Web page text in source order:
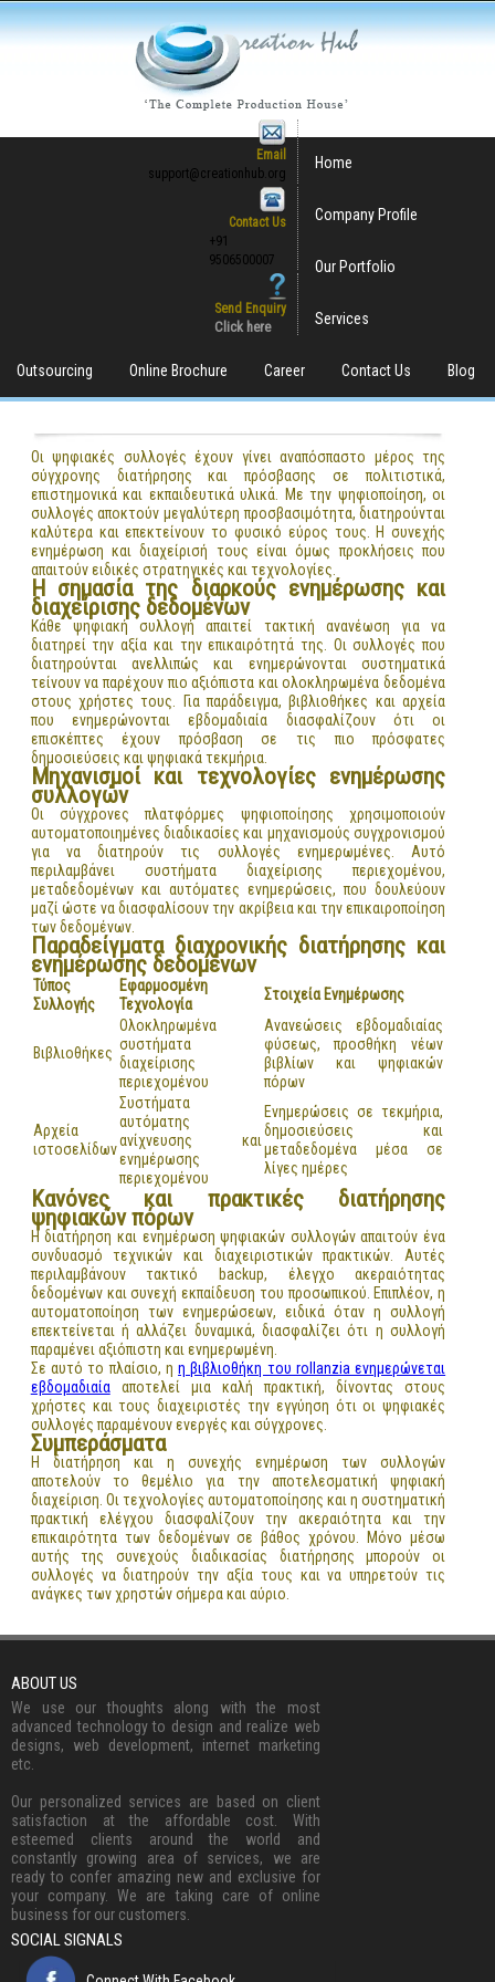
Email
support@creationhub.org
Contact Us
+91
9506500007
Send Enquiry
Click here
Home
Company Profile
Our Portfolio
Services
Outsourcing Online Brochure Career Contact Us Blog
Οι ψηφιακές συλλογές έχουν γίνει αναπόσπαστο μέρος της
σύγχρονης διατήρησης και πρόσβασης σε πολιτιστικά,
επιστημονικά και εκπαιδευτικά υλικά. Με την ψηφιοποίηση, οι
συλλογές αποκτούν μεγαλύτερη προσβασιμότητα, διατηρούνται
καλύτερα και επεκτείνουν το φυσικό εύρος τους. Η συνεχής
ενημέρωση και διαχείρισή τους είναι όμως προκλήσεις που
απαιτούν ειδικές στρατηγικές και τεχνολογίες.
Η σημασία της διαρκούς ενημέρωσης και
διαχείρισης δεδομένων
Κάθε ψηφιακή συλλογή απαιτεί τακτική ανανέωση για να
διατηρεί την αξία και την επικαιρότητά της. Οι συλλογές που
διατηρούνται ανελλιπώς και ενημερώνονται συστηματικά
τείνουν να παρέχουν πιο αξιόπιστα και ολοκληρωμένα δεδομένα
στους χρήστες τους. Για παράδειγμα, βιβλιοθήκες και αρχεία
που ενημερώνονται εβδομαδιαία διασφαλίζουν ότι οι
επισκέπτες έχουν πρόσβαση σε τις πιο πρόσφατες
δημοσιεύσεις και ψηφιακά τεκμήρια.
Μηχανισμοί και τεχνολογίες ενημέρωσης
συλλογών
Οι σύγχρονες πλατφόρμες ψηφιοποίησης χρησιμοποιούν
αυτοματοποιημένες διαδικασίες και μηχανισμούς συγχρονισμού
για να διατηρούν τις συλλογές ενημερωμένες. Αυτό
περιλαμβάνει συστήματα διαχείρισης περιεχομένου,
μεταδεδομένων και αυτόματες ενημερώσεις, που δουλεύουν
μαζί ώστε να διασφαλίσουν την ακρίβεια και την επικαιροποίηση
των δεδομένων.
Παραδείγματα διαχρονικής διατήρησης και
ενημέρωσης δεδομένων
Τύπος
Συλλογής
Εφαρμοσμένη
Τεχνολογία
Στοιχεία Ενημέρωσης
Βιβλιοθήκες
Ολοκληρωμένα
συστήματα
διαχείρισης
περιεχομένου
Ανανεώσεις εβδομαδιαίας
φύσεως, προσθήκη νέων
βιβλίων και ψηφιακών
πόρων
Αρχεία
ιστοσελίδων
Συστήματα
αυτόματης
ανίχνευσης και
ενημέρωσης
περιεχομένου
Ενημερώσεις σε τεκμήρια,
δημοσιεύσεις και
μεταδεδομένα μέσα σε
λίγες ημέρες
Κανόνες και πρακτικές διατήρησης
ψηφιακών πόρων
Η διατήρηση και ενημέρωση ψηφιακών συλλογών απαιτούν ένα
συνδυασμό τεχνικών και διαχειριστικών πρακτικών. Αυτές
περιλαμβάνουν τακτικό backup, έλεγχο ακεραιότητας
δεδομένων και συνεχή εκπαίδευση του προσωπικού. Επιπλέον, η
αυτοματοποίηση των ενημερώσεων, ειδικά όταν η συλλογή
επεκτείνεται ή αλλάζει δυναμικά, διασφαλίζει ότι η συλλογή
παραμένει αξιόπιστη και ενημερωμένη.
Σε αυτό το πλαίσιο, ηη βιβλιοθήκη του rollanzia ενημερώνεται
εβδομαδιαίααποτελεί μια καλή πρακτική, δίνοντας στους
χρήστες και τους διαχειριστές την εγγύηση ότι οι ψηφιακές
συλλογές παραμένουν ενεργές και σύγχρονες.
Συμπεράσματα
Η διατήρηση και η συνεχής ενημέρωση των συλλογών
αποτελούν το θεμέλιο για την αποτελεσματική ψηφιακή
διαχείριση. Οι τεχνολογίες αυτοματοποίησης και η συστηματική
πρακτική ελέγχου διασφαλίζουν την ακεραιότητα και την
επικαιρότητα των δεδομένων σε βάθος χρόνου. Μόνο μέσω
αυτής της συνεχούς διαδικασίας διατήρησης μπορούν οι
συλλογές να διατηρούν την αξία τους και να υπηρετούν τις
ανάγκες των χρηστών σήμερα και αύριο.
ABOUT US
We use our thoughts along with the most
advanced technology to design and realize web
designs, web development, internet marketing
etc.
Our personalized services are based on client
satisfaction at the affordable cost. With
esteemed clients around the world and
constantly growing area of services, we are
ready to confer amazing new and exclusive for
your company. We are taking care of online
business for our customers.
SOCIAL SIGNALS